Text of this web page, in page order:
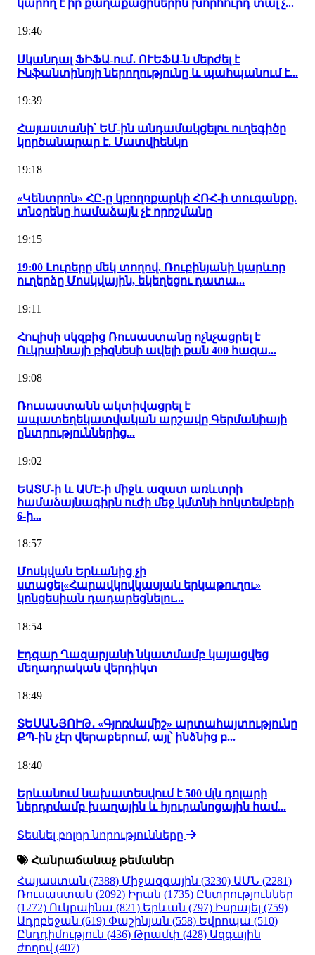
կարող է իր քաղաքացիներին խորհուրդ տալ չ...
19:46
Սկանդալ ՖԻՖԱ-ում․ ՈՒԵՖԱ-ն մերժել է
Ինֆանտինոյի ներողությունը և պահպանում է...
19:39
Հայաստանի՝ ԵՄ-ին անդամակցելու ուղեգիծը
կործանարար է. Մատվիենկո
19:18
«Կենտրոն» ՀԸ-ը կբողոքարկի ՀՌՀ-ի տուգանքը.
տնօրենը համաձայն չէ որոշմանը
19:15
19:00 Լուրերը մեկ տողով. Ռուբինյանի կարևոր
ուղերձը Մոսկվային, եկեղեցու դատա...
19:11
Հուլիսի սկզբից Ռուսաստանը ոչնչացրել է
Ուկրաինայի բիզնեսի ավելի քան 400 հազա...
19:08
Ռուսաստանն ակտիվացրել է
ապատեղեկատվական արշավը Գերմանիայի
ընտրություններից...
19:02
ԵԱՏՄ-ի և ԱՄԷ-ի միջև ազատ առևտրի
համաձայնագիրն ուժի մեջ կմտնի հոկտեմբերի
6-ի...
18:57
Մոսկվան Երևանից չի
ստացել«Հարավկովկասյան երկաթուղու»
կոնցեսիան դադարեցնելու...
18:54
Էդգար Ղազարյանի նկատմամբ կայացվեց
մեղադրական վերդիկտ
18:49
ՏԵՍԱՆՅՈՒԹ․ «Գյոռմամիշ» արտահայտությունը
ՔՊ-ին չէր վերաբերում, այլ՝ ինձնից բ...
18:40
Երևանում նախատեսվում է 500 մլն դոլարի
ներդրմամբ խաղային և հյուրանոցային համ...
Տեսնել բոլոր նորությունները
Հանրաճանաչ թեմաներ
Հայաստան (7388) Միջազգային (3230) ԱՄՆ (2281)
Ռուսաստան (2092) Իրան (1735) Ընտրություններ
(1272) Ուկրաինա (821) Երևան (797) Իսրայել (759)
Ադրբեջան (619) Փաշինյան (558) Եվրոպա (510)
Ընդդիմություն (436) Թրամփ (428) Ազգային
ժողով (407)